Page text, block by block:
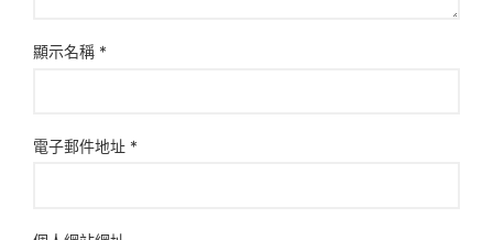
顯示名稱 *
電子郵件地址 *